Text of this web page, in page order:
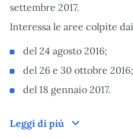
settembre 2017.
Interessa le aree colpite dai
del 24 agosto 2016;
del 26 e 30 ottobre 2016;
del 18 gennaio 2017.
Leggi di più Cos'è